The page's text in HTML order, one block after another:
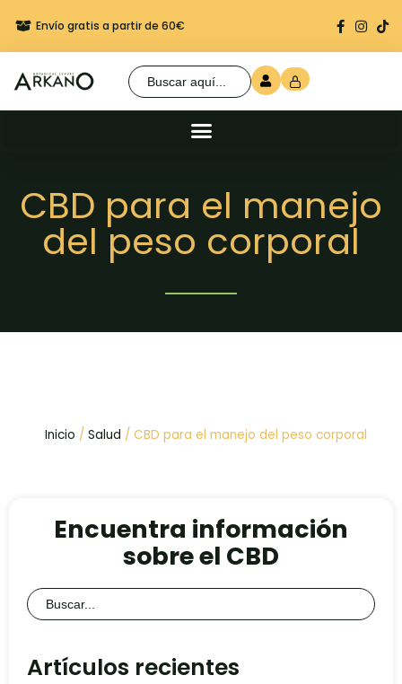
Envío gratis a partir de 60€ Regalo seguro en cada
Buscar:
CBD para el manejo
del peso corporal
Inicio / Salud / CBD para el manejo del peso corporal
Encuentra información
sobre el CBD
Buscar:
Artículos recientes